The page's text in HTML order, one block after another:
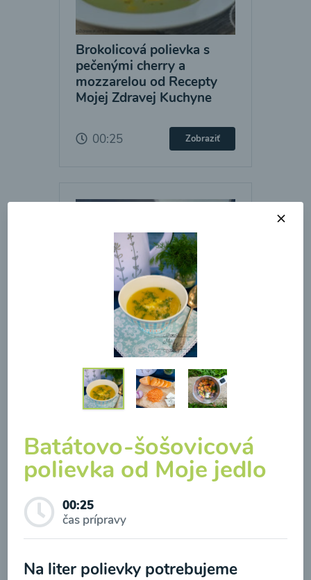
Brokolicová polievka s
pečenými cherry a
mozzarelou od Recepty
Mojej Zdravej Kuchyne
00:25 Zobraziť
Brokolicová polievka so
syrom
Batátovo-šošovicová
polievka od Moje jedlo
00:25
čas prípravy
Na liter polievky potrebujeme
Odber noviniek a akcií
Odoslaním registrácie na Newsletter súhlasím so
spracovaním osobných údajov pre účely